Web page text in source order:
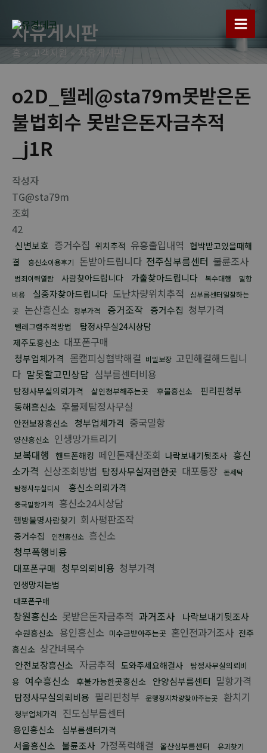
Main
자유게시판
홈 고객지원 자유게시판
o2D_텔레@sta79m못받은돈
불법회수 못받은돈자금추적
_j1R
작성자
TG@sta79m
조회
42
신변보호 증거수집 위치추적 유흥출입내역 협박받고있을때해
결
흥신소이용후기 돈받아드립니다 전주심부름센터 불륜조사
범죄이력열람 사람찾아드립니다 가출찾아드립니다 복수대행
밀항
비용
실종자찾아드립니다 도난차량위치추적
심부름센터일잘하는
곳
논산흥신소 청부가격 증거조작 증거수집 청부가격
텔레그램추적방법
탐정사무실24시상담
제주도흥신소 대포폰구매
청부업체가격 몸캠피싱협박해결 비밀보장 고민해결해드립니
다 말못할고민상담 심부름센터비용
탐정사무실의뢰가격 살인청부해주는곳 후불흥신소
핀리핀청부
동해흥신소 후불제탐정사무실
안전보장흥신소 청부업체가격 중국밀항
양산흥신소 인생망가트리기
보복대행 핸드폰해킹 떼인돈재산조회 나락보내기뒷조사 흥신
소가격 신상조회방법 탐정사무실저렴한곳 대포통장 돈세탁
탐정사무실디시
흥신소의뢰가격
중국밀항가격 흥신소24시상담
행방불명사람찾기 회사평판조작
증거수집 인천흥신소 흥신소
청부폭행비용
대포폰구매 청부의뢰비용 청부가격
인생망치는법
대포폰구매
창원흥신소 못받은돈자금추적 과거조사 나락보내기뒷조사
수원흥신소 용인흥신소 미수금받아주는곳 혼인전과거조사 전주
흥신소 상간녀복수
안전보장흥신소 자금추적 도와주세요해결사
탐정사무실의뢰비
용 여수흥신소 후불가능한곳흥신소 안양심부름센터 밀항가격
탐정사무실의뢰비용 필리핀청부 운행정지차량찾아주는곳 환치기
청부업체가격 진도심부름센터
용인흥신소 심부름센터가격
서울흥신소 불륜조사 가정폭력해결 울산심부름센터 유괴찾기